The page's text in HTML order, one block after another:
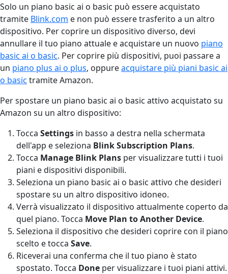
Solo un piano basic ai o basic può essere acquistato
tramite Blink.com e non può essere trasferito a un altro
dispositivo. Per coprire un dispositivo diverso, devi
annullare il tuo piano attuale e acquistare un nuovo piano
basic ai o basic. Per coprire più dispositivi, puoi passare a
un piano plus ai o plus, oppureacquistare più piani basic ai
o basic tramite Amazon.
Per spostare un piano basic ai o basic attivo acquistato su
Amazon su un altro dispositivo:
Tocca Settings in basso a destra nella schermata
dell'app e seleziona Blink Subscription Plans.
Tocca Manage Blink Plans per visualizzare tutti i tuoi
piani e dispositivi disponibili.
Seleziona un piano basic ai o basic attivo che desideri
spostare su un altro dispositivo idoneo.
Verrà visualizzato il dispositivo attualmente coperto da
quel piano. Tocca Move Plan to Another Device.
Seleziona il dispositivo che desideri coprire con il piano
scelto e tocca Save.
Riceverai una conferma che il tuo piano è stato
spostato. Tocca Done per visualizzare i tuoi piani attivi.